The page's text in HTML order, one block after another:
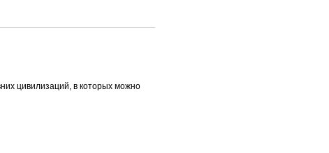
цивилизаций, в которых можно